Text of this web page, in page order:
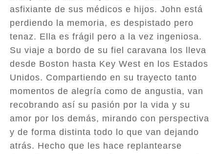
asfixiante de sus médicos e hijos. John está
perdiendo la memoria, es despistado pero
tenaz. Ella es frágil pero a la vez ingeniosa.
Su viaje a bordo de su fiel caravana los lleva
desde Boston hasta Key West en los Estados
Unidos. Compartiendo en su trayecto tanto
momentos de alegría como de angustia, van
recobrando así su pasión por la vida y su
amor por los demás, mirando con perspectiva
y de forma distinta todo lo que van dejando
atrás. Hecho que les hace replantearse